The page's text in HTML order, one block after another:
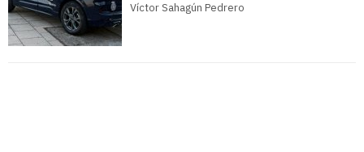
Víctor Sahagún Pedrero